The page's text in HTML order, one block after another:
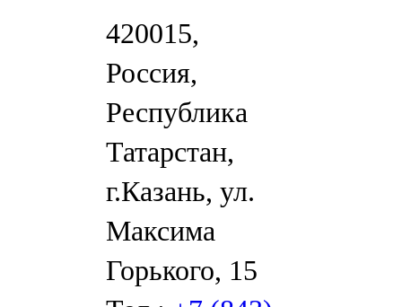
420015,
Россия,
Республика
Татарстан,
г.Казань, ул.
Максима
Горького, 15